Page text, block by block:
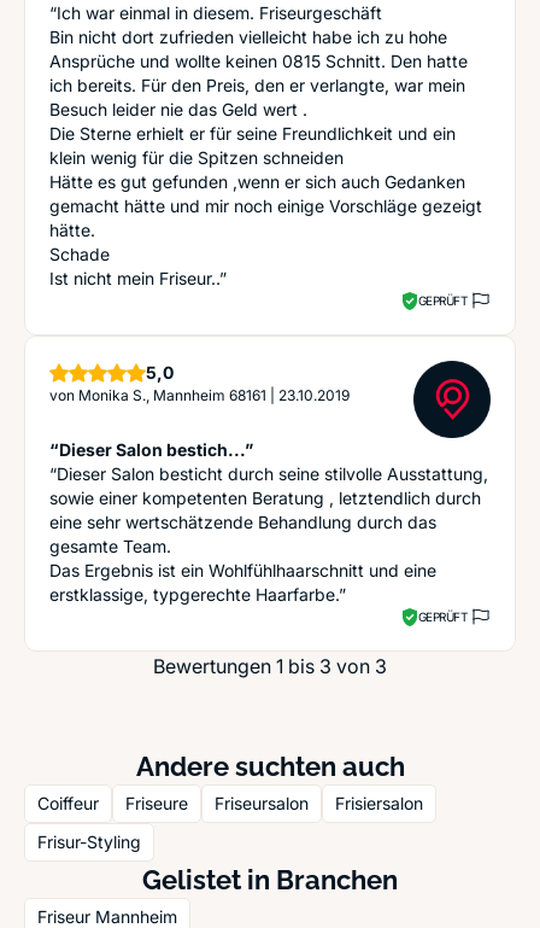
“Ich war einmal in diesem. Friseurgeschäft
Bin nicht dort zufrieden vielleicht habe ich zu hohe
Ansprüche und wollte keinen 0815 Schnitt. Den hatte
ich bereits. Für den Preis, den er verlangte, war mein
Besuch leider nie das Geld wert .
Die Sterne erhielt er für seine Freundlichkeit und ein
klein wenig für die Spitzen schneiden
Hätte es gut gefunden ,wenn er sich auch Gedanken
gemacht hätte und mir noch einige Vorschläge gezeigt
hätte.
Schade
Ist nicht mein Friseur..”
GEPRÜFT
5,0Sterne
von Monika S., Mannheim 68161 23.10.2019
“Dieser Salon bestich...”
“Dieser Salon besticht durch seine stilvolle Ausstattung,
sowie einer kompetenten Beratung , letztendlich durch
eine sehr wertschätzende Behandlung durch das
gesamte Team.
Das Ergebnis ist ein Wohlfühlhaarschnitt und eine
erstklassige, typgerechte Haarfarbe.”
GEPRÜFT
Bewertungen 1 bis 3 von 3
Andere suchten auch
Coiffeur Friseure Friseursalon
Frisiersalon
Frisur-Styling
Gelistet in Branchen
Friseur Mannheim